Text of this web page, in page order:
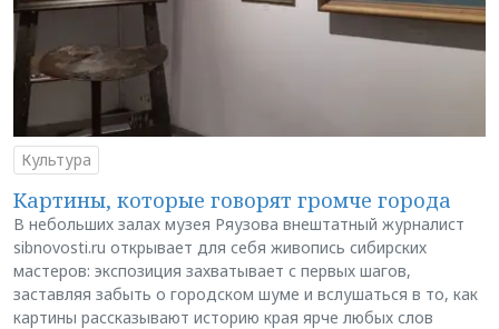
Культура
Картины, которые говорят громче города
В небольших залах музея Ряузова внештатный журналист
sibnovosti.ru открывает для себя живопись сибирских
мастеров: экспозиция захватывает с первых шагов,
заставляя забыть о городском шуме и вслушаться в то, как
картины рассказывают историю края ярче любых слов